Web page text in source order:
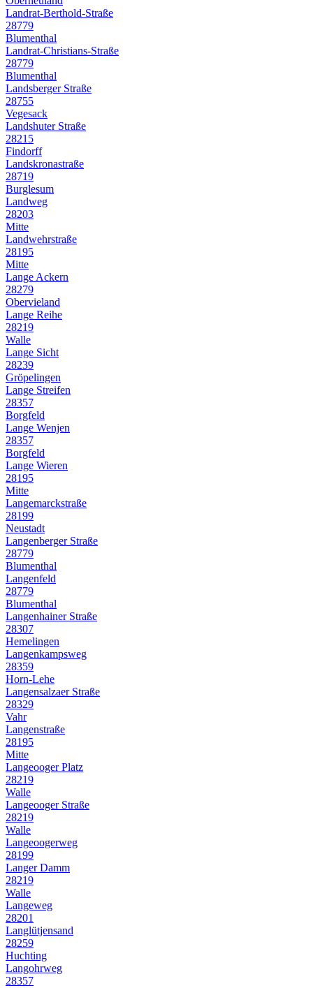
Landrat-Berthold-Straße
28779
Blumenthal
Landrat-Christians-Straße
28779
Blumenthal
Landsberger Straße
28755
Vegesack
Landshuter Straße
28215
Findorff
Landskronastraße
28719
Burglesum
Landweg
28203
Mitte
Landwehrstraße
28195
Mitte
Lange Ackern
28279
Obervieland
Lange Reihe
28219
Walle
Lange Sicht
28239
Gröpelingen
Lange Streifen
28357
Borgfeld
Lange Wenjen
28357
Borgfeld
Lange Wieren
28195
Mitte
Langemarckstraße
28199
Neustadt
Langenberger Straße
28779
Blumenthal
Langenfeld
28779
Blumenthal
Langenhainer Straße
28307
Hemelingen
Langenkampsweg
28359
Horn-Lehe
Langensalzaer Straße
28329
Vahr
Langenstraße
28195
Mitte
Langeooger Platz
28219
Walle
Langeooger Straße
28219
Walle
Langeoogerweg
28199
Langer Damm
28219
Walle
Langeweg
28201
Langlütjensand
28259
Huchting
Langohrweg
28357